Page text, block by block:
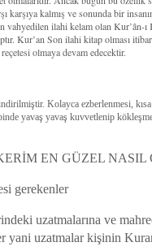
kalmış ve sonunda bir
vahyedilen ilahi kelam olan Kur’ân-
Kur’an Son ilahi kitap olması
olmaya devam edecektir.
Kolayca ezberlenmesi,
yavaş yavaş kuvvetlenip
EN GÜZEL NASIL
gerekenler
uzatmalarına ve
yani uzatmalar kişinin